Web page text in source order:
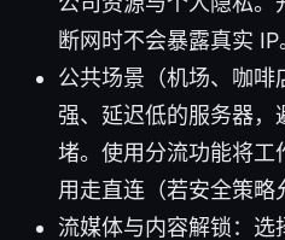
断网时不会暴露真实 IP
公共场景（机场、咖啡
强、延迟低的服务器，
堵。使用分流功能将工
用走直连（若安全策略
流媒体与内容解锁：选